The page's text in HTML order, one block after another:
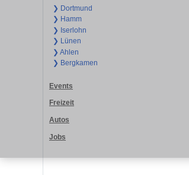
❯ Dortmund
❯ Hamm
❯ Iserlohn
❯ Lünen
❯ Ahlen
❯ Bergkamen
Events
Freizeit
Autos
Jobs